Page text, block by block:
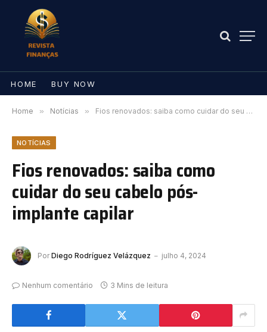
HOME BUY NOW
Home » Notícias » Fios renovados: saiba como cuidar do seu cabelo pós-implante capilar
NOTÍCIAS
Fios renovados: saiba como
cuidar do seu cabelo pós-
implante capilar
Por Diego Rodríguez Velázquez julho 4, 2024
Nenhum comentário 3 Mins de leitura